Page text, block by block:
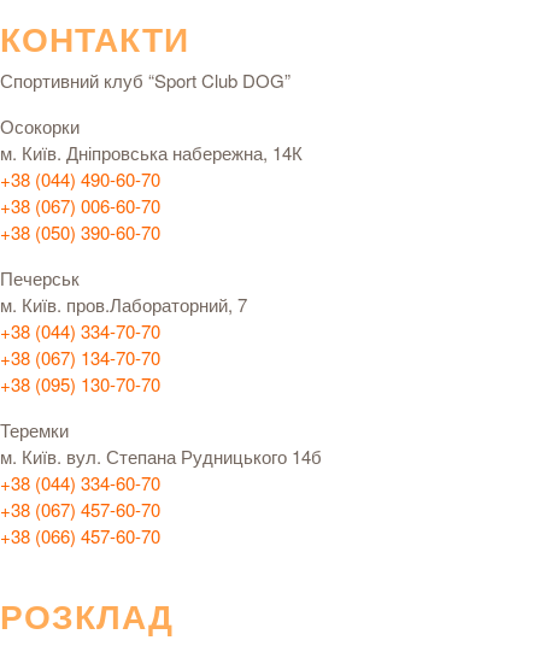
КОНТАКТИ
Спортивний клуб “Sport Club DOG”
Осокорки
м. Київ. Дніпровська набережна, 14К
+38 (044) 490-60-70
+38 (067) 006-60-70
+38 (050) 390-60-70
Печерськ
м. Київ. пров.Лабораторний, 7
+38 (044) 334-70-70
+38 (067) 134-70-70
+38 (095) 130-70-70
Теремки
м. Київ. вул. Степана Рудницького 14б
+38 (044) 334-60-70
+38 (067) 457-60-70
+38 (066) 457-60-70
РОЗКЛАД